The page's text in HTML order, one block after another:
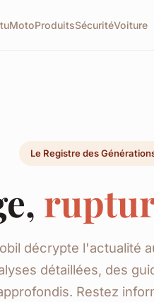
MotoProduitsSécuritéVoiture
Le Registre des
décrypte l'actualité
détaillées, des
Restez